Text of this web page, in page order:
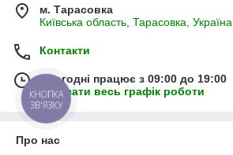
м. Тарасовка
Київська область, Тарасовка, Україна
Контакти
Сьогодні працює з 09:00 до 19:00
Показати весь графік роботи
Про нас
КНОПКА
ЗВ'ЯЗКУ